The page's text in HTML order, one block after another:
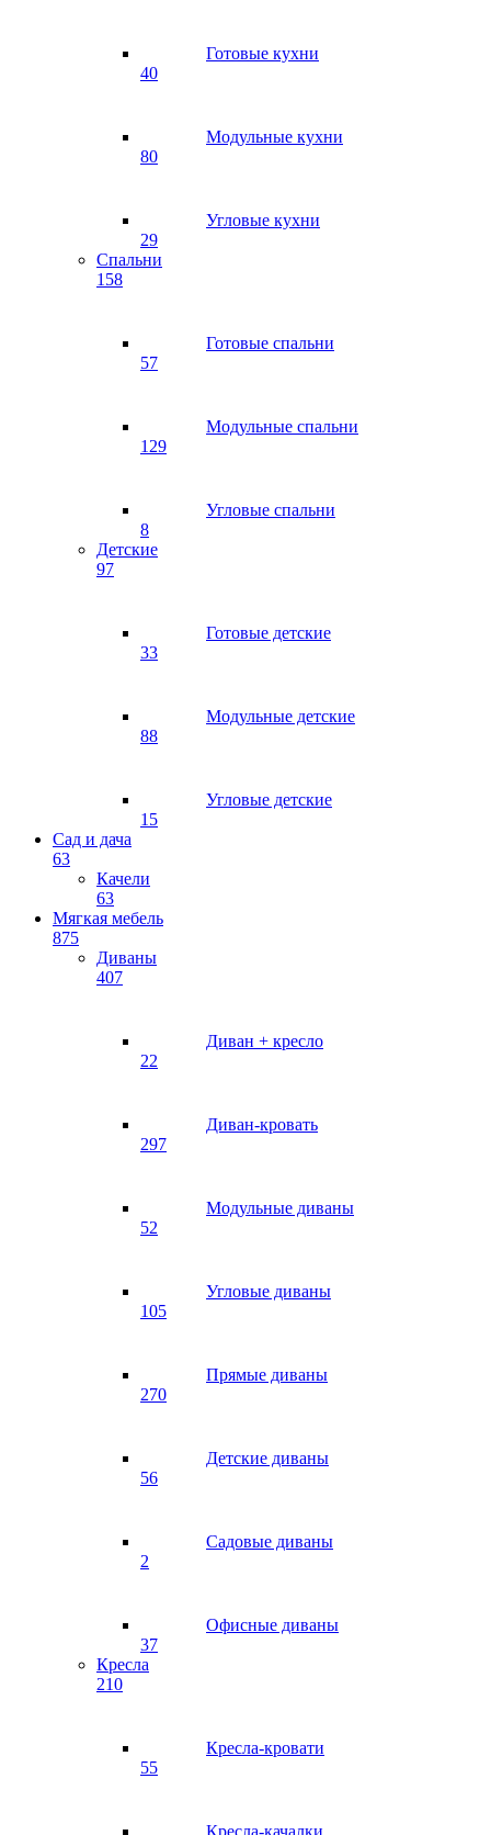
Готовые кухни
40
Модульные кухни
80
Угловые кухни
29
Спальни
158
Готовые спальни
57
Модульные спальни
129
Угловые спальни
8
Детские
97
Готовые детские
33
Модульные детские
88
Угловые детские
15
Сад и дача
63
Качели
63
Мягкая мебель
875
Диваны
407
Диван + кресло
22
Диван-кровать
297
Модульные диваны
52
Угловые диваны
105
Прямые диваны
270
Детские диваны
56
Садовые диваны
2
Офисные диваны
37
Кресла
210
Кресла-кровати
55
Кресла-качалки